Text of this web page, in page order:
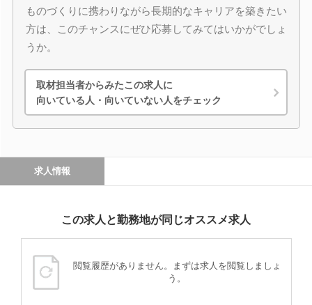
ものづくりに携わりながら長期的なキャリアを築きたい
方は、このチャンスにぜひ応募してみてはいかがでしょ
うか。
取材担当者からみたこの求人に
向いている人・向いていない人をチェック
求人情報
この求人と勤務地が同じオススメ求人
閲覧履歴がありません。まずは求人を閲覧しましょ
う。